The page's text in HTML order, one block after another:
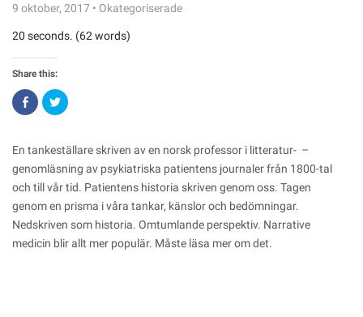
9 oktober, 2017 • Okategoriserade
20 seconds. (62 words)
Share this:
Click
to
share
(Opens
in
new
Click
to
(Opens
in
new
window)
En tankeställare skriven av en norsk professor i litteratur- –
genomläsning av psykiatriska patientens journaler från 1800-tal
och till vår tid. Patientens historia skriven genom oss. Tagen
genom en prisma i våra tankar, känslor och bedömningar.
Nedskriven som historia. Omtumlande perspektiv. Narrative
medicin blir allt mer populär. Måste läsa mer om det.